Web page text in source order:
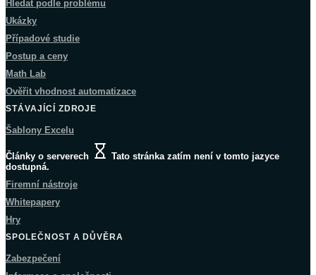
Hledat podle problému
Ukázky
Případové studie
Postup a ceny
Math Lab
Ověřit vhodnost automatizace
STÁVAJÍCÍ ZDROJE
Šablony Excelu
Články o serverech
Tato stránka zatím není v tomto jazyce
dostupná.
Firemní nástroje
Whitepapery
Hry
SPOLEČNOST A DŮVĚRA
Zabezpečení